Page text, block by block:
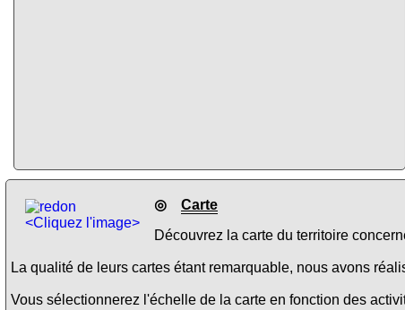
<Cliquez l'image>
◎ Carte
Découvrez la carte du territoire
La qualité de leurs cartes étant remarquable, nous avons
Vous sélectionnerez l'échelle de la carte en fonction des